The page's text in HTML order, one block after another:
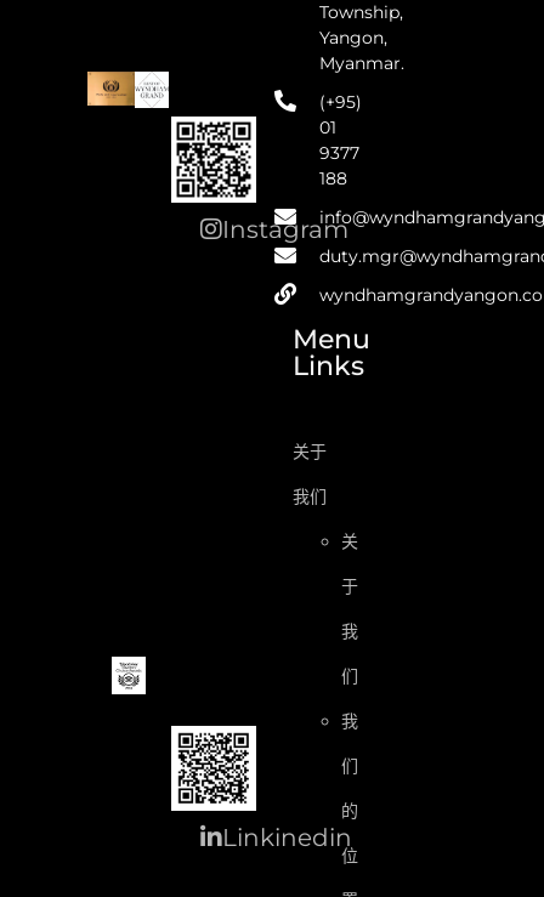
Instagram
Linkinedin
Township,
Yangon,
Myanmar.
(+95)
01
9377
188
Menu
Links
关于
我们
关
于
我
们
我
们
的
位